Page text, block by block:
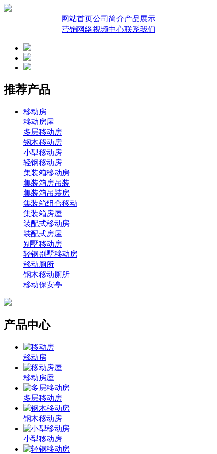
网站首页公司简介产品展示
营销网络视频中心联系我们
推荐产品
移动房
移动房屋
多层移动房
钢木移动房
小型移动房
轻钢移动房
集装箱移动房
集装箱房吊装
集装箱吊装房
集装箱组合移动
集装箱房屋
装配式移动房
装配式房屋
别墅移动房
轻钢别墅移动房
移动厕所
钢木移动厕所
移动保安亭
产品中心
移动房
移动房屋
多层移动房
钢木移动房
小型移动房